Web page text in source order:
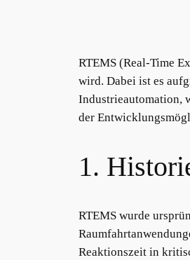
RTEMS (Real-Time
wird. Dabei ist es
Industrieautomation,
der
1.
RTEMS wurde
Reaktionszeit in